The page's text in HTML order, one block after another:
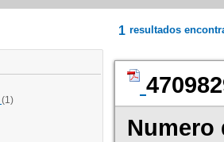
(1)
1 resultados
Numero